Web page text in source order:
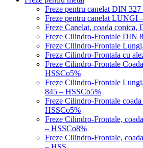
Freze pentru canelat DIN
Freze pentru canelat LUNGI
Freze Canelat, coada
Freze Cilindro-Frontale DIN
Freze Cilindro-Frontale
Freza Cilindro-Frontala cu
Freze Cilindro-Frontale
HSSCo5%
Freze Cilindro-Frontale
845 – HSSCo5%
Freze Cilindro-Frontale
HSSCo5%
Freze Cilindro-Frontale,
– HSSCo8%
Freze Cilindro-Frontale,